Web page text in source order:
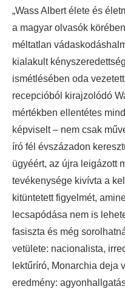
„Wass Albert élete és
a magyar olvasók
méltatlan
kialakult
ismétlésében oda
recepcióból kirajzolódó
mértékben ellentétes
képviselt – nem csak
író fél évszázadon
ügyéért, az újra leigázott
tevékenysége kivívta a
kitüntetett figyelmét,
lecsapódása nem is
fasiszta és még
vetülete: nacionalista,
lektűríró, Monarchia deja
eredmény: